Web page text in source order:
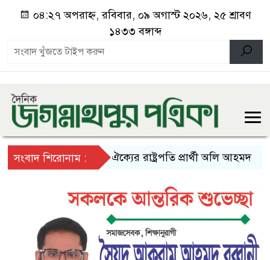
০৪:২৭ অপরাহ্ন, রবিবার, ০৯ অগাস্ট ২০২৬, ২৫ শ্রাবণ
১৪৩৩ বঙ্গাব্দ
সংবাদ শিরোনাম :
১১ দলীয় ঐক্যের রাষ্ট্রপতি প্রার্থী অলি আহমদ